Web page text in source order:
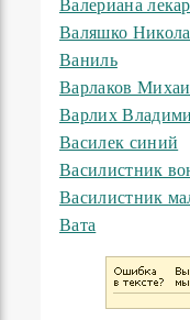
Валяшко
Ваниль
Варлаков
Варлих
Василек синий
Василистник
Василистник
Вата